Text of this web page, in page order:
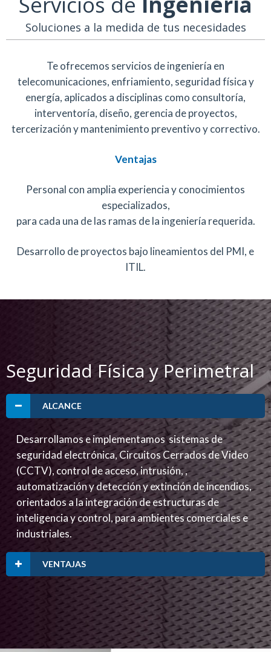
Soluciones a la medida de tus necesidades
Te ofrecemos servicios de ingeniería en
telecomunicaciones, enfriamiento, seguridad física y
energía, aplicados a disciplinas como consultoría,
interventoría, diseño, gerencia de proyectos,
tercerización y mantenimiento preventivo y correctivo.
Ventajas
Personal con amplia experiencia y conocimientos
especializados,
para cada una de las ramas de la ingeniería requerida.
Desarrollo de proyectos bajo lineamientos del PMI, e
ITIL.
Seguridad Física y Perimetral
ALCANCE
Desarrollamos e implementamos sistemas de
seguridad electrónica, Circuitos Cerrados de Video
(CCTV), control de acceso, intrusión, ,
automatización y detección y extinción de incendios,
orientados a la integración de estructuras de
inteligencia y control, para ambientes comerciales e
industriales.
VENTAJAS